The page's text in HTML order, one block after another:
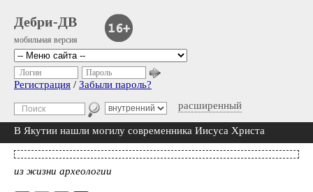
Дебри-ДВ
мобильная версия
расширенный
Логин Пароль
Регистрация / Забыли пароль?
В Якутии нашли могилу современника Иисуса Христа
из жизни археологии